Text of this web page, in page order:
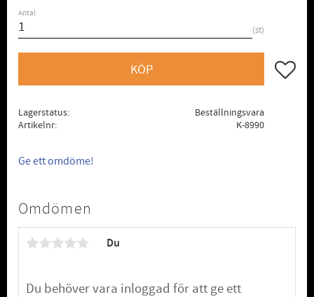
Antal
st
KÖP Lägg
Lagerstatus
Beställningsvara
Artikelnr
K-8990
Ge ett omdöme!
Omdömen
Du